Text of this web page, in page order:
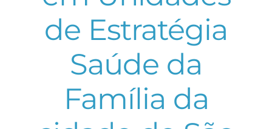
de Estratégia
Saúde da
Família da